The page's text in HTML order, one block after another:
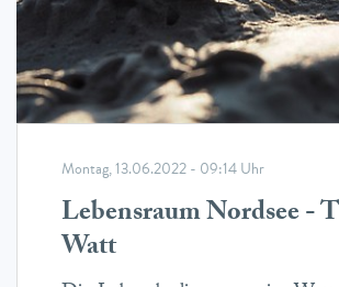
Montag, 13.06.2022 - 09:14 Uhr
Lebensraum Nordsee -
Watt